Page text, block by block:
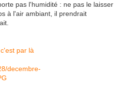
pas l'humidité : ne pas le laisser
à l'air ambiant, il prendrait
par là